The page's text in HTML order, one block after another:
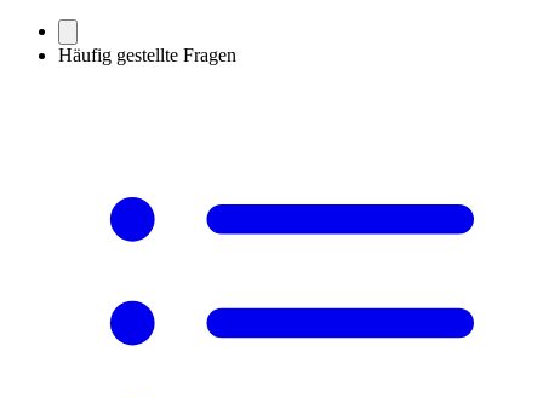
Häufig gestellte Fragen